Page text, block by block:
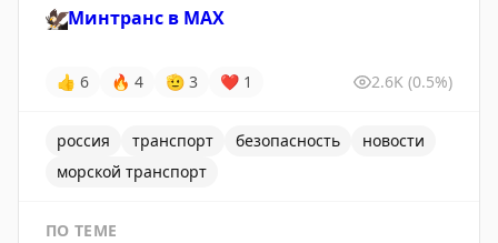
🦅Минтранс в MAX
👍 6 🔥 4 🫡 3 ❤ 1 2.6K (0.5%)
россия транспорт безопасность
новости
морской транспорт
ПО ТЕМЕ